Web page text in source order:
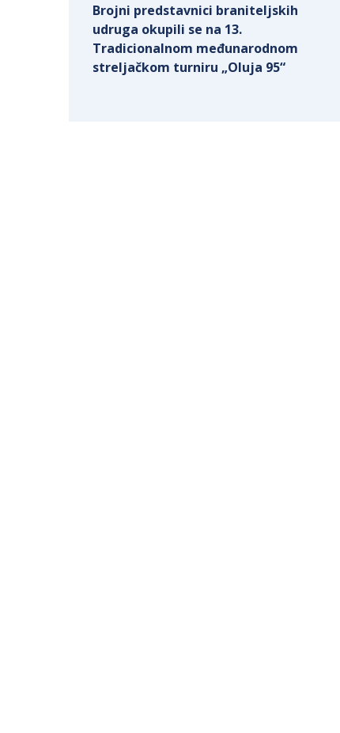
Brojni predstavnici braniteljskih
udruga okupili se na 13.
Tradicionalnom međunarodnom
streljačkom turniru „Oluja 95“